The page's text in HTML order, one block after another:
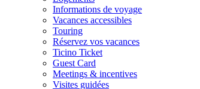
Informations de voyage
Vacances accessibles
Touring
Réservez vos vacances
Ticino Ticket
Guest Card
Meetings & incentives
Visites guidées